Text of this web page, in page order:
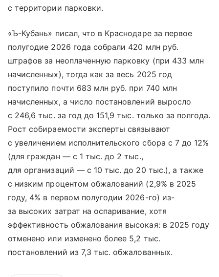
с территории парковки.
«Ъ-Кубань» писал, что в Краснодаре за первое
полугодие 2026 года собрали 420 млн руб.
штрафов за неоплаченную парковку (при 433 млн
начисленных), тогда как за весь 2025 год
поступило почти 683 млн руб. при 740 млн
начисленных, а число постановлений выросло
с 246,6 тыс. за год до 151,9 тыс. только за полгода.
Рост собираемости эксперты связывают
с увеличением исполнительского сбора с 7 до 12%
(для граждан — с 1 тыс. до 2 тыс.,
для организаций — с 10 тыс. до 20 тыс.), а также
с низким процентом обжалований (2,9% в 2025
году, 4% в первом полугодии 2026-го) из-
за высоких затрат на оспаривание, хотя
эффективность обжалования высокая: в 2025 году
отменено или изменено более 5,2 тыс.
постановлений из 7,3 тыс. обжалованных.